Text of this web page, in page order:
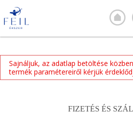
Sajnáljuk, az adatlap betöltése
termék paramétereiről kérjük
FIZETÉS ÉS